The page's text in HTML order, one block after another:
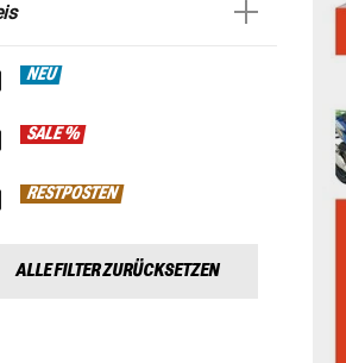
NEU
SALE %
RESTPOSTEN
ALLE FILTER ZURÜCKSETZEN